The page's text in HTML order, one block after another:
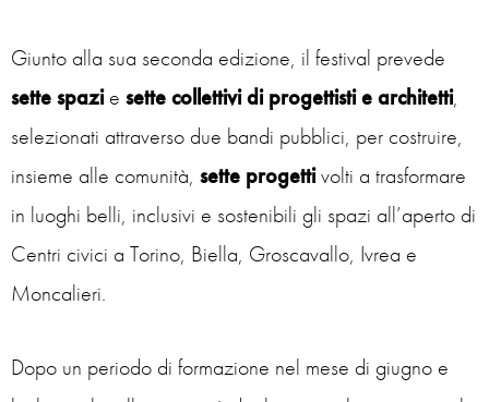
Giunto alla sua seconda edizione, il festival prevede
sette spazie sette collettivi di progettisti e architetti,
selezionati attraverso due bandi pubblici, per costruire,
insieme alle comunità, sette progettivolti a trasformare
in luoghi belli, inclusivi e sostenibili gli spazi all’aperto di
Centri civici a Torino, Biella, Groscavallo, Ivrea e
Moncalieri.
Dopo un periodo di formazione nel mese di giugno e